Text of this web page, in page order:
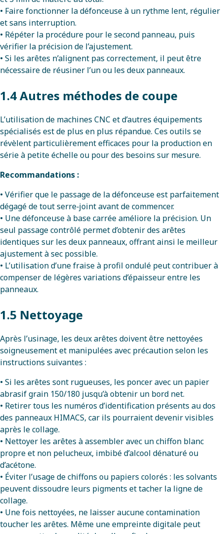
• Faire fonctionner la défonceuse à un rythme lent, régulier
et sans interruption.
• Répéter la procédure pour le second panneau, puis
vérifier la précision de l’ajustement.
• Si les arêtes n’alignent pas correctement, il peut être
nécessaire de réusiner l’un ou les deux panneaux.
1.4 Autres méthodes de coupe
L’utilisation de machines CNC et d’autres équipements
spécialisés est de plus en plus répandue. Ces outils se
révèlent particulièrement efficaces pour la production en
série à petite échelle ou pour des besoins sur mesure.
Recommandations :
• Vérifier que le passage de la défonceuse est parfaitement
dégagé de tout serre‑joint avant de commencer.
• Une défonceuse à base carrée améliore la précision. Un
seul passage contrôlé permet d’obtenir des arêtes
identiques sur les deux panneaux, offrant ainsi le meilleur
ajustement à sec possible.
• L’utilisation d’une fraise à profil ondulé peut contribuer à
compenser de légères variations d’épaisseur entre les
panneaux.
1.5 Nettoyage
Après l’usinage, les deux arêtes doivent être nettoyées
soigneusement et manipulées avec précaution selon les
instructions suivantes :
• Si les arêtes sont rugueuses, les poncer avec un papier
abrasif grain 150/180 jusqu’à obtenir un bord net.
• Retirer tous les numéros d’identification présents au dos
des panneaux HIMACS, car ils pourraient devenir visibles
après le collage.
• Nettoyer les arêtes à assembler avec un chiffon blanc
propre et non pelucheux, imbibé d’alcool dénaturé ou
d’acétone.
• Éviter l’usage de chiffons ou papiers colorés : les solvants
peuvent dissoudre leurs pigments et tacher la ligne de
collage.
• Une fois nettoyées, ne laisser aucune contamination
toucher les arêtes. Même une empreinte digitale peut